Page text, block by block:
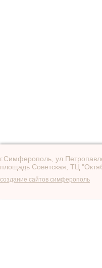
г.Симферополь,
площадь Советская, ТЦ
создание сайтов симферополь